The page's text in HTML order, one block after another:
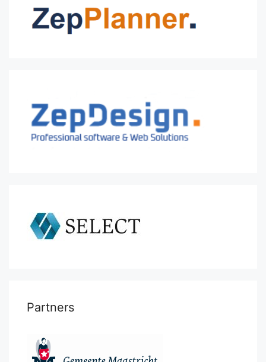
Partners